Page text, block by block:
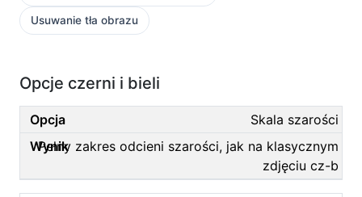
Usuwanie tła obrazu
Opcje czerni i bieli
Skala szarości
Pełny zakres odcieni szarości, jak na klasycznym
zdjęciu cz-b